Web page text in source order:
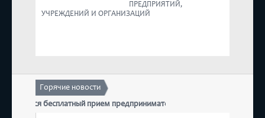
ПРЕДПРИЯТИЙ,
УЧРЕЖДЕНИЙ И ОРГАНИЗАЦИЙ
Горячие новости
бесплатный прием предпринимателей